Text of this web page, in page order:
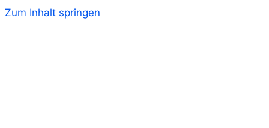
Zum Inhalt springen